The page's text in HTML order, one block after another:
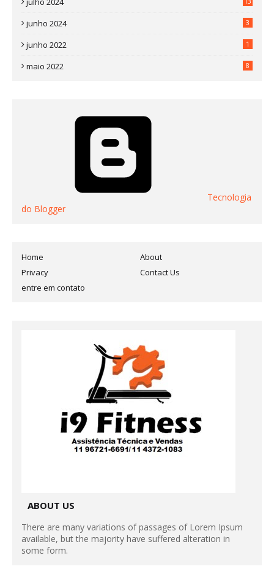
junho 2024 3
junho 2022 1
maio 2022 8
Tecnologia
do Blogger
Home
About
Privacy
Contact Us
entre em contato
ABOUT US
There are many variations of passages of Lorem Ipsum
available, but the majority have suffered alteration in
some form.